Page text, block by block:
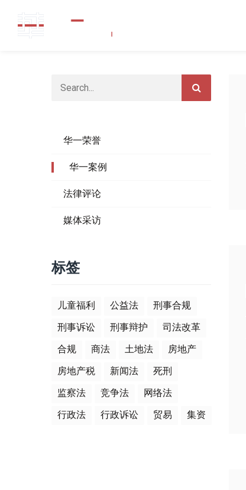
华一荣誉
华一案例
法律评论
媒体采访
标签
儿童福利 公益法
刑事合规
刑事诉讼
刑事辩护
司法改革
合规
商法 土地法
房地产
房地产税
新闻法
死刑
监察法
竞争法
网络法
行政法
行政诉讼 贸易 集资